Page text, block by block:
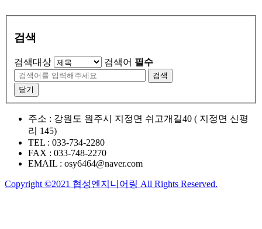
검색
검색대상 검색어 필수
검색
닫기
주소 : 강원도 원주시 지정면 쉬고개길40 ( 지정면 신평
리 145)
TEL : 033-734-2280
FAX : 033-748-2270
EMAIL : osy6464@naver.com
Copyright ©2021 협성엔지니어링 All Rights Reserved.